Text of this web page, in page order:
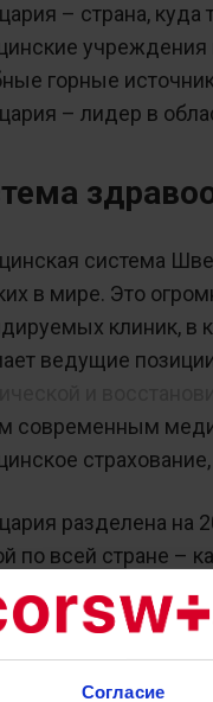
Согласие
– страна,
учреждения
горные
– лидер в
система
в мире. Это
клиник, в
ведущие
современным
разделена на
по всей стране –
платы на
в среднем